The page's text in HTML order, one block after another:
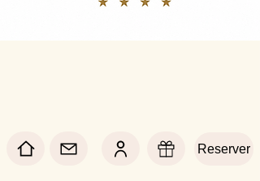
Reserver